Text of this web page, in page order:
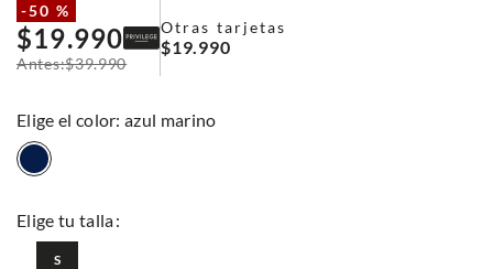
-50 %
$19.990
$39.990
Otras tarjetas
$19.990
: azul marino
S